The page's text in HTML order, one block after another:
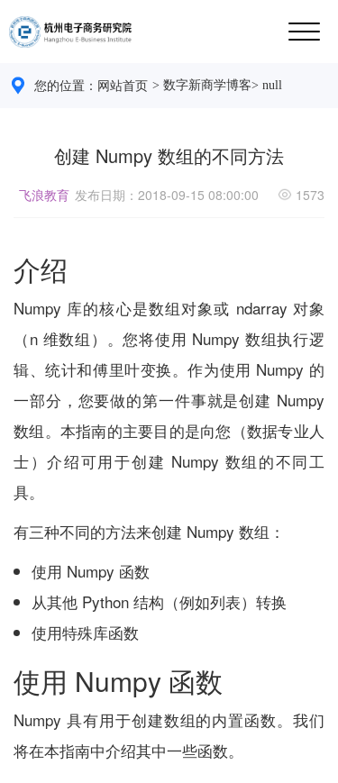
您的位置： 网站首页 > 数字新商学博客> null
创建 Numpy 数组的不同方法
飞浪教育 发布日期：2018-09-15 08:00:00 1573
介绍
Numpy 库的核心是数组对象或 ndarray 对象
（n 维数组）。您将使用 Numpy 数组执行逻
辑、统计和傅里叶变换。作为使用 Numpy 的
一部分，您要做的第一件事就是创建 Numpy
数组。本指南的主要目的是向您（数据专业人
士）介绍可用于创建 Numpy 数组的不同工
具。
有三种不同的方法来创建 Numpy 数组：
使用 Numpy 函数
从其他 Python 结构（例如列表）转换
使用特殊库函数
使用 Numpy 函数
Numpy 具有用于创建数组的内置函数。我们
将在本指南中介绍其中一些函数。